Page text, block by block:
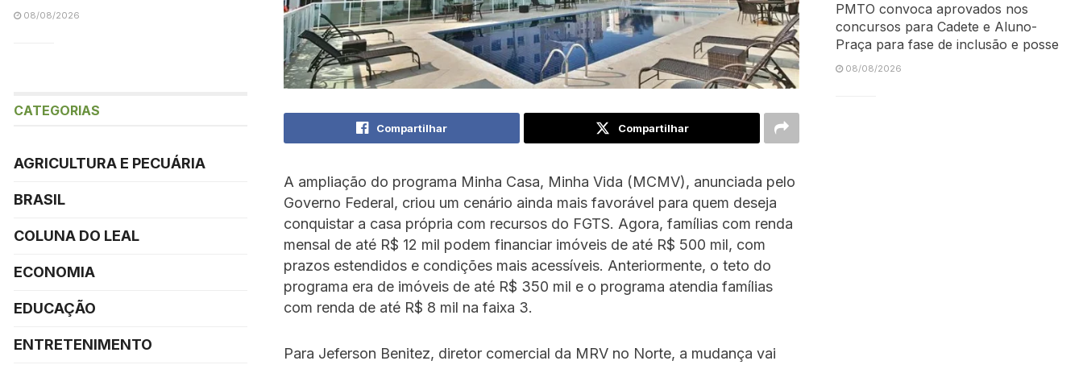
Compartilhar Compartilhar
A ampliação do programa Minha Casa, Minha Vida (MCMV), anunciada pelo
Governo Federal, criou um cenário ainda mais favorável para quem deseja
conquistar a casa própria com recursos do FGTS. Agora, famílias com renda
mensal de até R$ 12 mil podem financiar imóveis de até R$ 500 mil, com
prazos estendidos e condições mais acessíveis. Anteriormente, o teto do
programa era de imóveis de até R$ 350 mil e o programa atendia famílias
com renda de até R$ 8 mil na faixa 3.
Para Jeferson Benitez, diretor comercial da MRV no Norte, a mudança vai
08/08/2026
CATEGORIAS
AGRICULTURA E PECUÁRIA
BRASIL
COLUNA DO LEAL
ECONOMIA
EDUCAÇÃO
ENTRETENIMENTO
PMTO convoca aprovados nos
concursos para Cadete e Aluno-
Praça para fase de inclusão e posse
08/08/2026